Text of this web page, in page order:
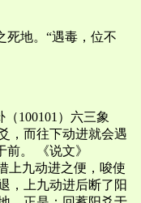
死地。“遇毒，位不
（100101）六三象
，而往下动进就会遇
。 《说文》
上九动进之便，唆使
，上九动进后断了阳